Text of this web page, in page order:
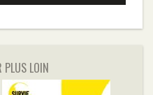
PLUS LOIN